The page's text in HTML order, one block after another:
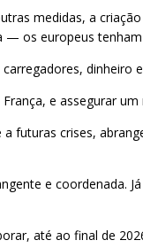
medidas, a
os europeus
dinheiro
e assegurar
futuras crises,
e coordenada.
até ao final de